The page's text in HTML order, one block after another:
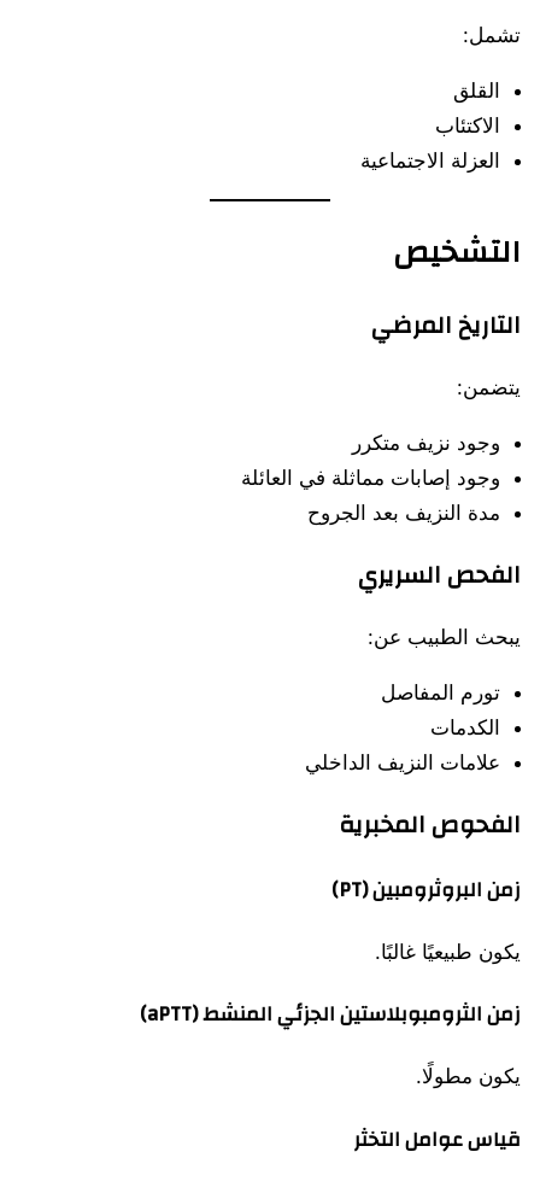
تشمل:
القلق
الاكتئاب
العزلة الاجتماعية
التشخيص
التاريخ المرضي
يتضمن:
وجود نزيف متكرر
وجود إصابات مماثلة في العائلة
مدة النزيف بعد الجروح
الفحص السريري
يبحث الطبيب عن:
تورم المفاصل
الكدمات
علامات النزيف الداخلي
الفحوص المخبرية
زمن البروثرومبين (PT)
يكون طبيعيًا غالبًا.
زمن الثرومبوبلاستين الجزئي المنشط (aPTT)
يكون مطولًا.
قياس عوامل التخثر